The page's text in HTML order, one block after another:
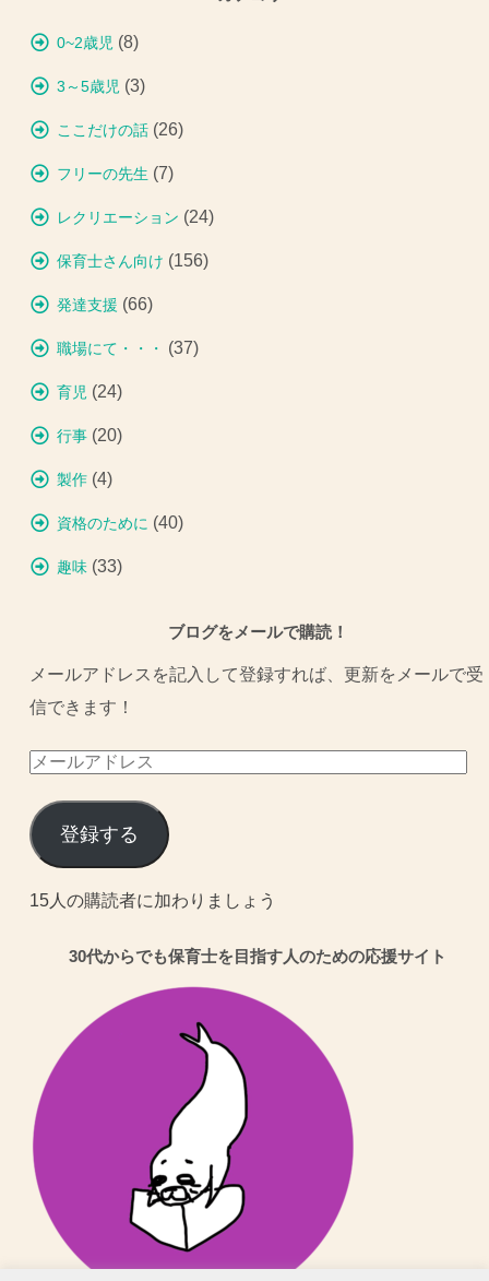
0~2歳児 (8)
3～5歳児 (3)
ここだけの話 (26)
フリーの先生 (7)
レクリエーション (24)
保育士さん向け (156)
発達支援 (66)
職場にて・・・ (37)
育児 (24)
行事 (20)
製作 (4)
資格のために (40)
趣味 (33)
ブログをメールで購読！
メールアドレスを記入して登録すれば、更新をメールで受
信できます！
メ
ル
ア
ド
登録する
15人の購読者に加わりましょう
30代からでも保育士を目指す人のための応援サイト